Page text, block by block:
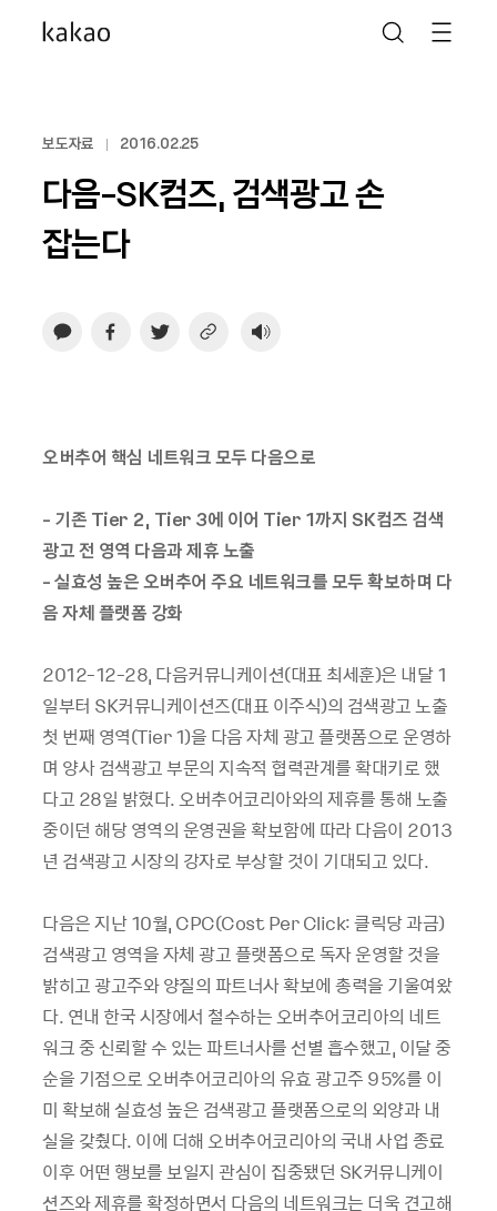
보도자료 2016.02.25
다음-SK컴즈, 검색광고 손
잡는다
오버추어 핵심 네트워크 모두 다음으로
- 기존 Tier 2, Tier 3에 이어 Tier 1까지 SK컴즈 검색
광고 전 영역 다음과 제휴 노출
- 실효성 높은 오버추어 주요 네트워크를 모두 확보하며 다
음 자체 플랫폼 강화
2012-12-28, 다음커뮤니케이션(대표 최세훈)은 내달 1
일부터 SK커뮤니케이션즈(대표 이주식)의 검색광고 노출
첫 번째 영역(Tier 1)을 다음 자체 광고 플랫폼으로 운영하
며 양사 검색광고 부문의 지속적 협력관계를 확대키로 했
다고 28일 밝혔다. 오버추어코리아와의 제휴를 통해 노출
중이던 해당 영역의 운영권을 확보함에 따라 다음이 2013
년 검색광고 시장의 강자로 부상할 것이 기대되고 있다.
다음은 지난 10월, CPC(Cost Per Click: 클릭당 과금)
검색광고 영역을 자체 광고 플랫폼으로 독자 운영할 것을
밝히고 광고주와 양질의 파트너사 확보에 총력을 기울여왔
다. 연내 한국 시장에서 철수하는 오버추어코리아의 네트
워크 중 신뢰할 수 있는 파트너사를 선별 흡수했고, 이달 중
순을 기점으로 오버추어코리아의 유효 광고주 95%를 이
미 확보해 실효성 높은 검색광고 플랫폼으로의 외양과 내
실을 갖췄다. 이에 더해 오버추어코리아의 국내 사업 종료
이후 어떤 행보를 보일지 관심이 집중됐던 SK커뮤니케이
션즈와 제휴를 확정하면서 다음의 네트워크는 더욱 견고해